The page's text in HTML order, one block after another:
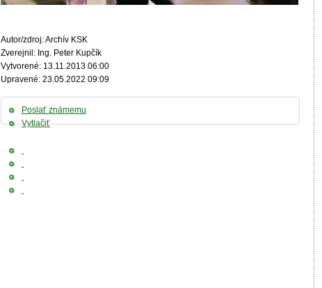
Autor/zdroj: Archív KSK
Zverejnil: Ing. Peter Kupčík
Vytvorené: 13.11.2013 06:00
Upravené: 23.05.2022 09:09
Poslať známemu
Vytlačiť